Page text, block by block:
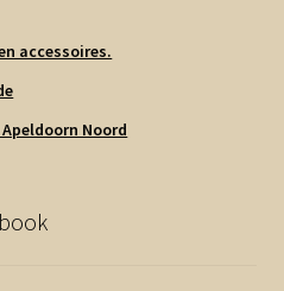
accessoires.
Noord